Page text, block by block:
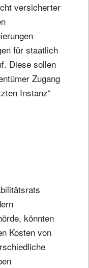
versicherter
für staatlich
Diese sollen
Zugang
Instanz“
könnten
Kosten von